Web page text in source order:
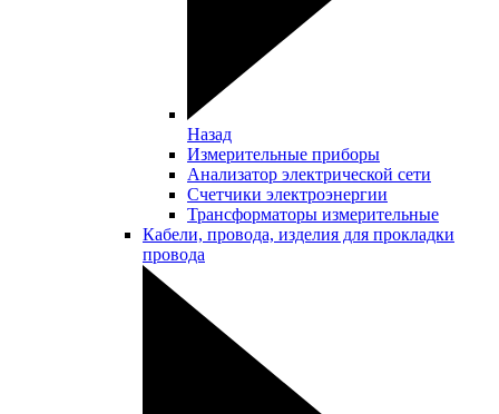
Назад
Измерительные приборы
Анализатор электрической сети
Счетчики электроэнергии
Трансформаторы измерительные
Кабели, провода, изделия для прокладки
провода